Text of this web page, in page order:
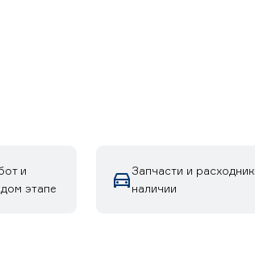
и
этапе
Запчасти и
наличии